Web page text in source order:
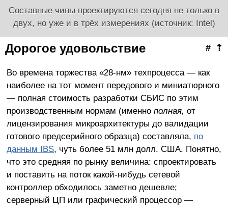
Составные чипы проектируются сегодня не только в
двух, но уже и в трёх измерениях (источник: Intel)
⇡
#
Дорогое удовольствие
Во времена торжества «28-нм» техпроцесса — как
наиболее на тот момент передового и миниатюрного
— полная стоимость разработки СБИС по этим
производственным нормам (именно полная, от
лицензирования микроархитектуры до валидации
готового предсерийного образца) составляла, по
данным IBS, чуть более 51 млн долл. США. Понятно,
что это средняя по рынку величина: спроектировать
и поставить на поток какой-нибудь сетевой
контроллер обходилось заметно дешевле;
серверный ЦП или графический процессор —